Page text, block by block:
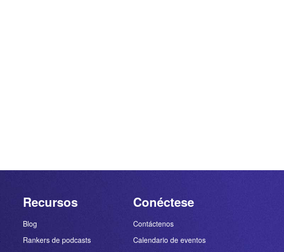
Recursos
Blog
Rankers de podcasts
Conéctese
Contáctenos
Calendario de eventos